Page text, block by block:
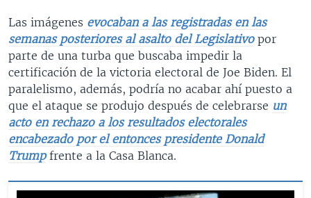
Las imágenes evocaban a las registradas en las
semanas posteriores al asalto del Legislativo por
parte de una turba que buscaba impedir la
certificación de la victoria electoral de Joe Biden. El
paralelismo, además, podría no acabar ahí puesto a
que el ataque se produjo después de celebrarse un
acto en rechazo a los resultados electorales
encabezado por el entonces presidente Donald
Trump frente a la Casa Blanca.